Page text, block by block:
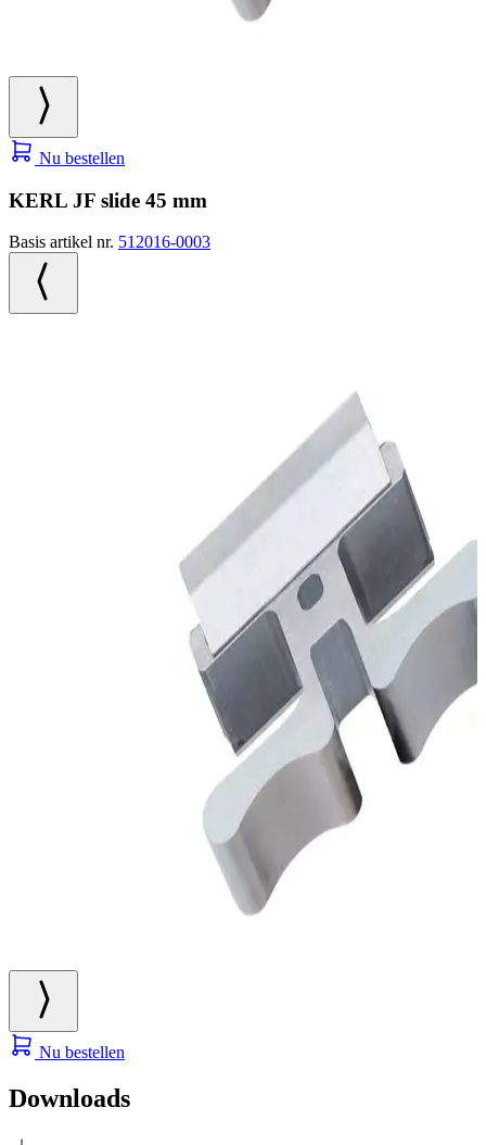
Nu bestellen
KERL JF slide 45 mm
Basis artikel nr. 512016-0003
Nu bestellen
Downloads